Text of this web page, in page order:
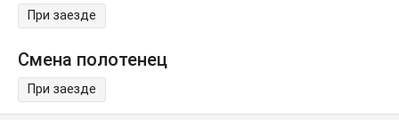
При заезде
Смена полотенец
При заезде